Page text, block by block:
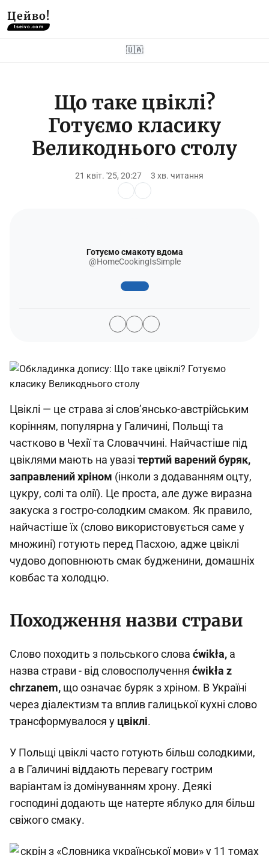
Цейво!
tseivo.com
🇺🇦
Що таке цвіклі?
Готуємо класику
Великоднього столу
21 квіт. '25, 20:27 3 хв. читання
Готуємо смакоту вдома
@HomeCookingIsSimple
Цвіклі — це страва зі слов’янсько-австрійським
корінням, популярна у Галичині, Польщі та
частково в Чехії та Словаччині. Найчастіше під
цвіклями мають на увазі тертий варений буряк,
заправлений хріном (інколи з додаванням оцту,
цукру, солі та олії). Це проста, але дуже виразна
закуска з гостро-солодким смаком. Як правило,
найчастіше їх (слово використовується саме у
множині) готують перед Пасхою, адже цвіклі
чудово доповнюють смак будженини, домашніх
ковбас та холодцю.
Походження назви страви
Слово походить з польського слова ćwikła, а
назва страви - від словосполучення ćwikła z
chrzanem, що означає буряк з хріном. В Україні
через діалектизм та вплив галицької кухні слово
трансформувалося у цвіклі.
У Польщі цвіклі часто готують більш солодкими,
а в Галичині віддають перевагу гострим
варіантам із домінуванням хрону. Деякі
господині додають ще натерте яблуко для більш
свіжого смаку.